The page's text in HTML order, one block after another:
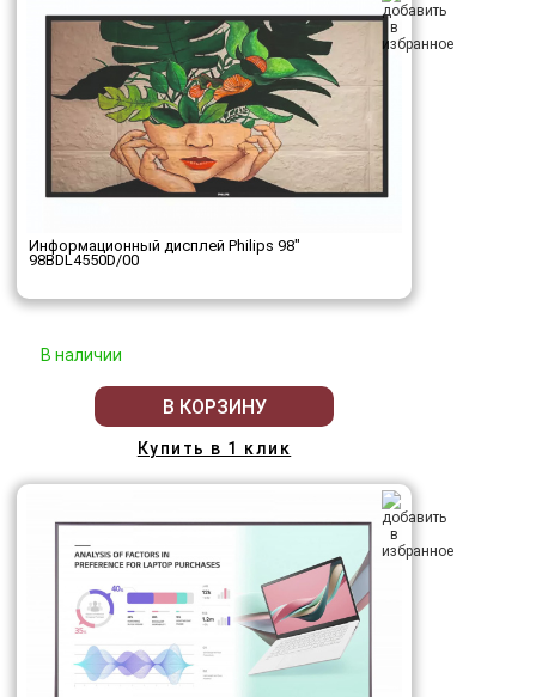
Информационный дисплей Philips 98"
98BDL4550D/00
В наличии
В КОРЗИНУ
Купить в 1 клик